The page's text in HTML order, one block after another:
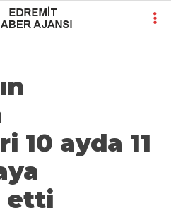
10 ayda 11
etti